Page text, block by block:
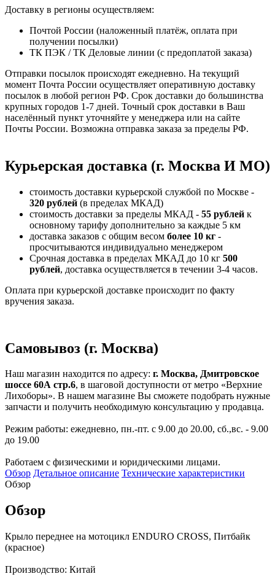
Доставку в регионы осуществляем:
Почтой России (наложенный платёж, оплата при
получении посылки)
ТК ПЭК / ТК Деловые линии (с предоплатой заказа)
Отправки посылок происходят ежедневно. На текущий
момент Почта России осуществляет оперативную доставку
посылок в любой регион РФ. Срок доставки до большинства
крупных городов 1-7 дней. Точный срок доставки в Ваш
населённый пункт уточняйте у менеджера или на сайте
Почты России. Возможна отправка заказа за пределы РФ.
Курьерская доставка (г. Москва И МО)
стоимость доставки курьерской службой по Москве -
320 рублей (в пределах МКАД)
стоимость доставки за пределы МКАД - 55 рублей к
основному тарифу дополнительно за каждые 5 км
доставка заказов с общим весом более 10 кг -
просчитываются индивидуально менеджером
Срочная доставка в пределах МКАД до 10 кг 500
рублей, доставка осуществляется в течении 3-4 часов.
Оплата при курьерской доставке происходит по факту
вручения заказа.
Самовывоз (г. Москва)
Наш магазин находится по адресу: г. Москва, Дмитровское
шоссе 60А стр.6, в шаговой доступности от метро «Верхние
Лихоборы». В нашем магазине Вы сможете подобрать нужные
запчасти и получить необходимую консультацию у продавца.
Режим работы: ежедневно, пн.-пт. с 9.00 до 20.00, сб.,вс. - 9.00
до 19.00
Работаем с физическими и юридическими лицами.
Обзор Детальное описание Технические характеристики
Обзор
Обзор
Крыло переднее на мотоцикл ENDURO CROSS, Питбайк
(красное)
Производство: Китай